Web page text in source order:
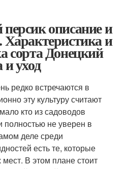
описание и
Характеристика и
сорта Донецкий
уход
редко встречаются в
эту культуру считают
кто из садоводов
полностью не уверен в
деле среди
есть те, которые
В этом плане стоит